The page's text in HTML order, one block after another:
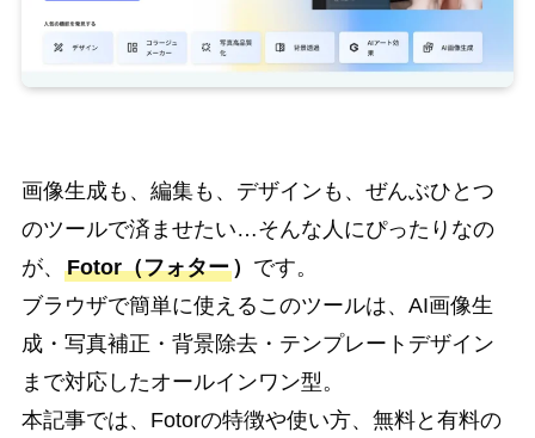
画像生成も、編集も、デザインも、ぜんぶひとつ
のツールで済ませたい…そんな人にぴったりなの
が、 Fotor（フォター） です。
ブラウザで簡単に使えるこのツールは、AI画像生
成・写真補正・背景除去・テンプレートデザイン
まで対応したオールインワン型。
本記事では、Fotorの特徴や使い方、無料と有料の